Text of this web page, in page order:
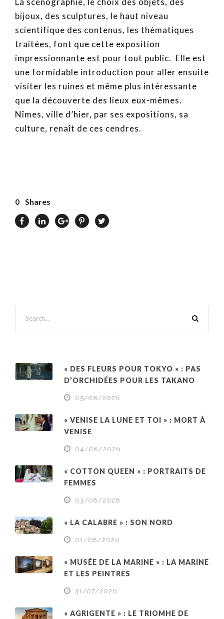
bijoux, des sculptures, le haut niveau
scientifique des contenus, les thématiques
traitées, font que cette exposition
impressionnante est pour tout public. Elle est
une formidable introduction pour aller ensuite
visiter les ruines et même plus intéressante
que la découverte des lieux eux-mêmes.
Nîmes, ville d’hier, par ses expositions, sa
culture, renaît de ces cendres.
0 Shares
« DES FLEURS POUR TOKYO » : PAS
D’ORCHIDÉES POUR LES TAKANO
05/08/2026
« VENISE LA LUNE ET TOI » : MORT À
VENISE
04/08/2026
« COTTON QUEEN » : PORTRAITS DE
FEMMES
03/08/2026
« LA CALABRE » : SON NORD
01/08/2026
« MUSÉE DE LA MARINE » : LA MARINE
ET LES PEINTRES
31/07/2026
« AGRIGENTE » : LE TRIOMHE DE